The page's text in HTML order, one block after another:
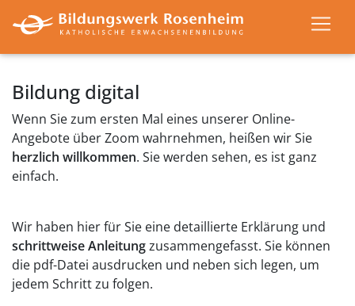
Bildung digital
Wenn Sie zum ersten Mal eines unserer Online-
Angebote über Zoom wahrnehmen, heißen wir Sie
herzlich willkommen. Sie werden sehen, es ist ganz
einfach.
Wir haben hier für Sie eine detaillierte Erklärung und
schrittweise Anleitungzusammengefasst. Sie können
die pdf-Datei ausdrucken und neben sich legen, um
jedem Schritt zu folgen.